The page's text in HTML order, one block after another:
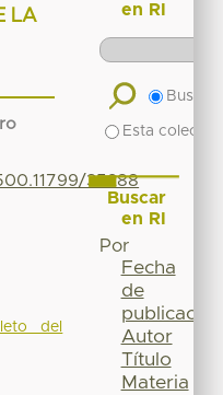
LA
35288
del
en RI
Buscar
Esta
Buscar
en RI
Por
Fecha
de
publicación
Autor
Título
Materia